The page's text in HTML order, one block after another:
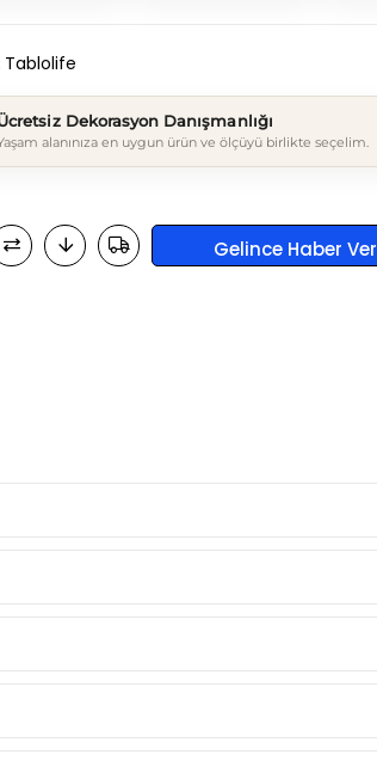
Tablolife
Dekorasyon Danışmanlığı
alanınıza en uygun ürün ve ölçüyü birlikte seçelim.
Gelince Haber Ver